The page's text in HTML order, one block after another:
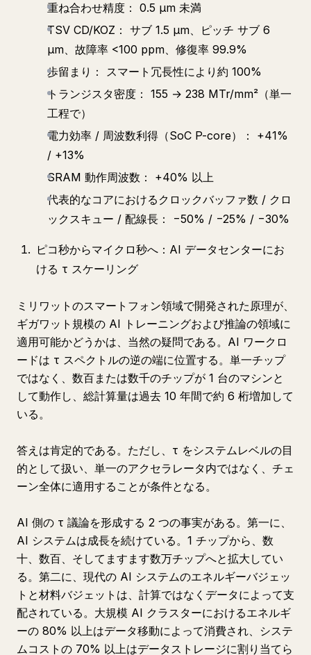
重ね合わせ精度： 0.5 μm 未満
TSV CD/KOZ： サブ 1.5 μm、ピッチ サブ 6
μm、故障率 <100 ppm、修復率 99.9%
歩留まり： スマート冗長性により約 100%
トランジスタ密度： 155 → 238 MTr/mm²（単一
工程で）
電力効率 / 周波数利得（SoC P-core）： +41%
/ +13%
SRAM 動作周波数： +40% 以上
代表的なコアにおけるクロックバッファ数 / クロ
ックスキュー / 配線長： −50% / −25% / −30%
ピコ秒からマイクロ秒へ：AI データセンターにお
ける τ スケーリング
ミリワットのスマートフォン領域で開発された原理が、
ギガワット規模の AI トレーニングおよび推論の領域に
適用可能かどうかは、当然の疑問である。AI ワークロ
ードは τ スペクトルの逆の端に位置する。単一チップ
ではなく、数百または数千のチップが 1 台のマシンと
して動作し、総計算量は過去 10 年間で約 6 桁増加して
いる。
答えは肯定的である。ただし、τ をシステムレベルの目
的として扱い、単一のアクセラレータ内ではなく、チェ
ーン全体に適用することが条件となる。
AI 側の τ 議論を形成する 2 つの事実がある。第一に、
AI システムは成長を続けている。1 チップから、数
十、数百、そしてますます数万チップへと拡大してい
る。第二に、現代の AI システムのエネルギーバジェッ
トと材料バジェットは、計算ではなくデータによって支
配されている。大規模 AI クラスターにおけるエネルギ
ーの 80% 以上はデータ移動によって消費され、システ
ムコストの 70% 以上はデータストレージに割り当てら